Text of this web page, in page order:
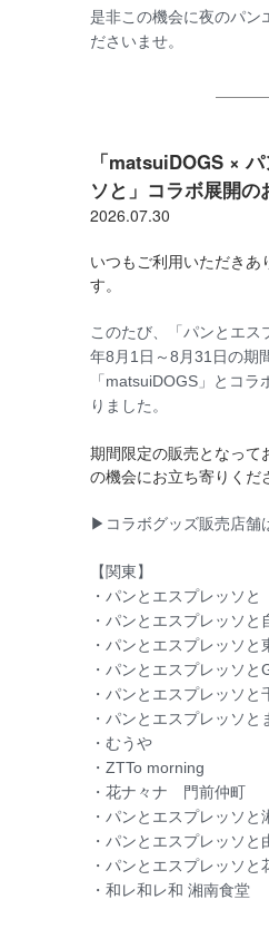
是非この機会に夜のパン
ださいませ。
「matsuiDOGS ×
ソと」コラボ展開の
2026.07.30
いつもご利用いただきあ
す。
このたび、「パンとエス
年8月1日～8月31日の期
「 matsuiDOGS」とコラ
りました。
期間限定の販売となって
の機会にお立ち寄りくだ
▶コラボグッズ販売店舗
【関東】
・パンとエスプレッソと
・パンとエスプレッソと
・パンとエスプレッソと
・パンとエスプレッソと
・パンとエスプレッソと
・パンとエスプレッソと
・むうや
・ZTTo morning
・花ナ々ナ 門前仲町
・パンとエスプレッソと
・パンとエスプレッソと
・パンとエスプレッソと
・和レ和レ和 湘南食堂